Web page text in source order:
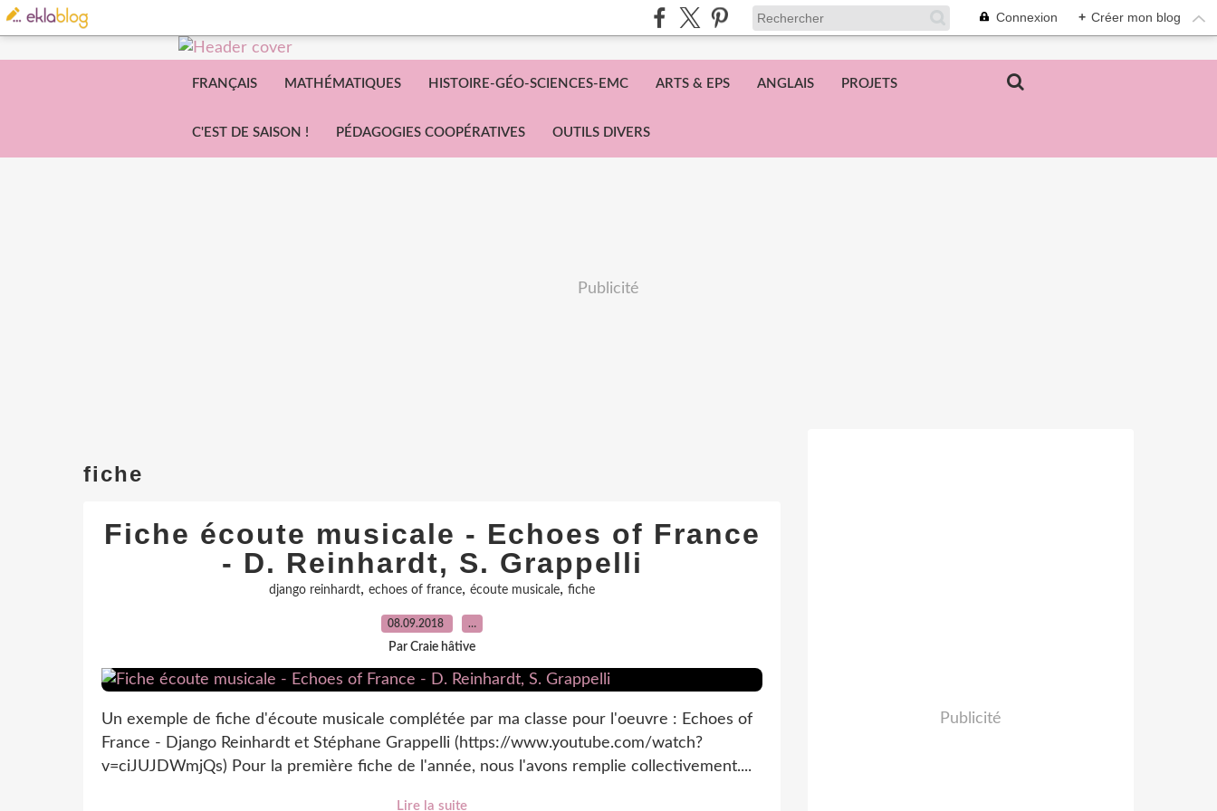
Connexion + Créer mon blog
FRANÇAIS MATHÉMATIQUES HISTOIRE-GÉO-SCIENCES-EMC ARTS & EPS ANGLAIS PROJETS
C'EST DE SAISON ! PÉDAGOGIES COOPÉRATIVES OUTILS DIVERS
Publicité
fiche
Fiche écoute musicale - Echoes of France
- D. Reinhardt, S. Grappelli
django reinhardt, echoes of france, écoute musicale, fiche
08.09.2018 …
Par Craie hâtive
Un exemple de fiche d'écoute musicale complétée par ma classe pour l'oeuvre : Echoes of
France - Django Reinhardt et Stéphane Grappelli (https://www.youtube.com/watch?
v=ciJUJDWmjQs) Pour la première fiche de l'année, nous l'avons remplie collectivement....
Lire la suite
Publicité